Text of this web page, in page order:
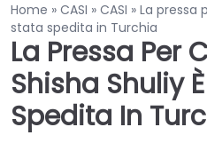
Home » CASI » CASI » La pressa
stata spedita in Turchia
La Pressa Per
Shisha Shuliy
Spedita In